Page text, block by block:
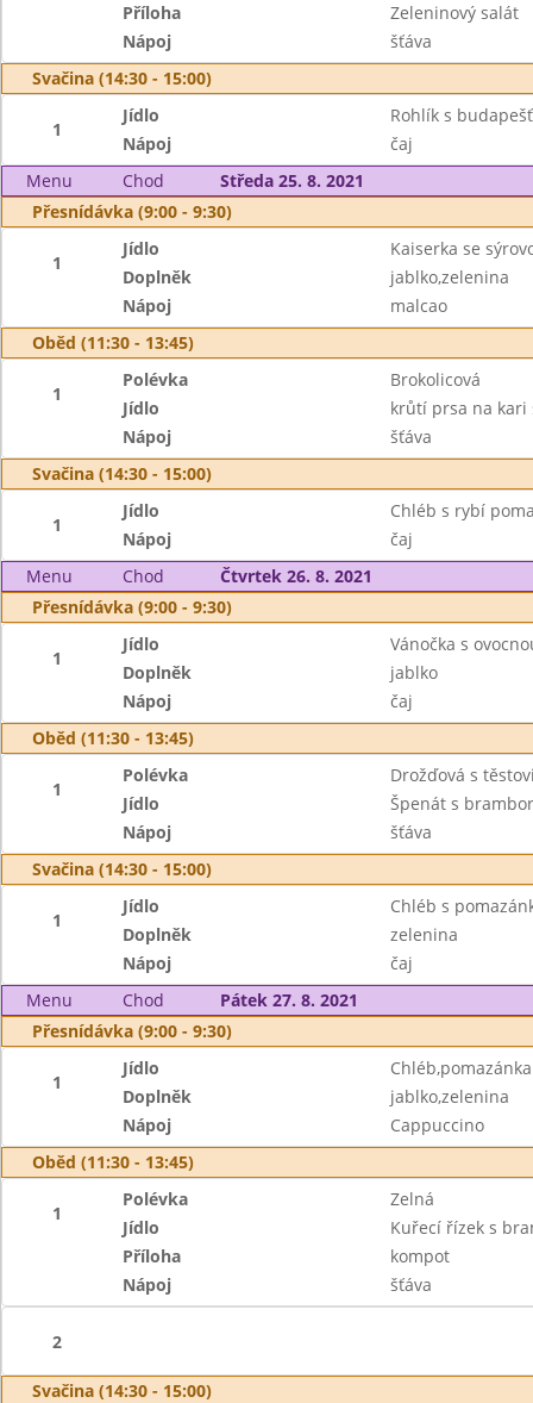
Příloha
Zeleninový salát
Nápoj
šťáva
Svačina (14:30 - 15:00)
1
Jídlo
Rohlík s
Nápoj
čaj
Menu
Chod
Středa 25. 8. 2021
Přesnídávka (9:00 - 9:30)
1
Jídlo
Kaiserka se
Doplněk
jablko,zelenina
Nápoj
malcao
Oběd (11:30 - 13:45)
1
Polévka
Brokolicová
Jídlo
krůtí prsa na kari
Nápoj
šťáva
Svačina (14:30 - 15:00)
1
Jídlo
Chléb s rybí
Nápoj
čaj
Menu
Chod
Čtvrtek 26. 8. 2021
Přesnídávka (9:00 - 9:30)
1
Jídlo
Vánočka s
Doplněk
jablko
Nápoj
čaj
Oběd (11:30 - 13:45)
1
Polévka
Drožďová s
Jídlo
Špenát s
Nápoj
šťáva
Svačina (14:30 - 15:00)
1
Jídlo
Chléb s
Doplněk
zelenina
Nápoj
čaj
Menu
Chod
Pátek 27. 8. 2021
Přesnídávka (9:00 - 9:30)
1
Jídlo
Doplněk
jablko,zelenina
Nápoj
Cappuccino
Oběd (11:30 - 13:45)
1
Polévka
Zelná
Jídlo
Kuřecí řízek s
Příloha
kompot
Nápoj
šťáva
2
Svačina (14:30 - 15:00)